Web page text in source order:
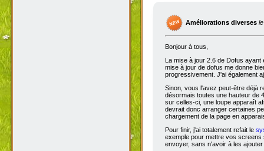
Améliorations diverses
Bonjour à tous,
La mise à jour 2.6 de Dofus
mise à jour de dofus me donne
progressivement. J'ai également
Sinon, vous l'avez peut-être déjà
désormais toutes une hauteur de
sur celles-ci, une loupe apparaît
devrait donc arranger certaines
chargement de la page en
Pour finir, j'ai totalement refait le
exemple pour mettre vos
envoyer, sans n'avoir à les